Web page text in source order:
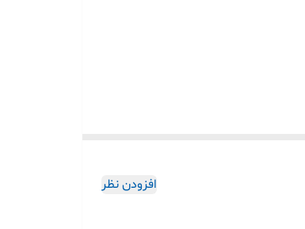
افزودن نظر